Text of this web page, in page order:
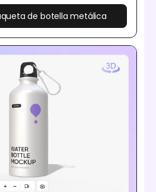
de botella metálica